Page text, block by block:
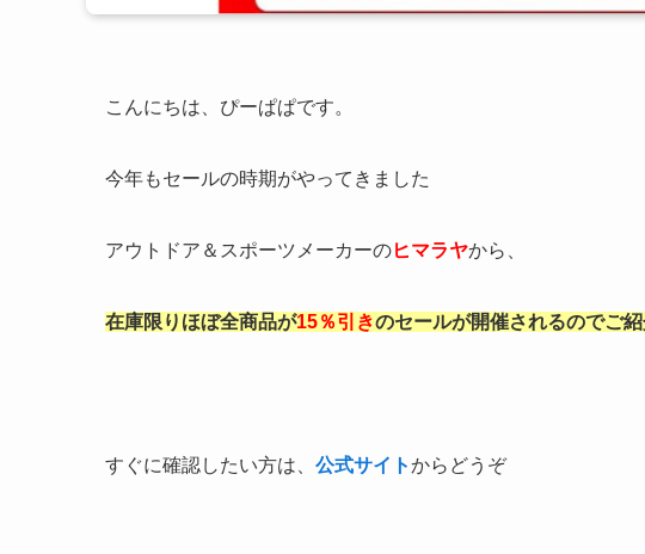
こんにちは、ぴーぱぱです。
今年もセールの時期がやってきました
アウトドア＆スポーツメーカーのヒマラヤから、
在庫限りほぼ全商品が15％引きのセールが開催されるのでご紹
すぐに確認したい方は、 公式サイトからどうぞ